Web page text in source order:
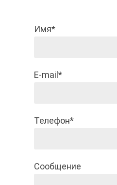
Имя*
E-mail*
Телефон*
Сообщение